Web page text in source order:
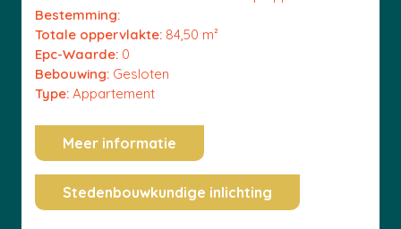
Bestemming:
Totale oppervlakte: 84,50 m²
Epc-Waarde: 0
Bebouwing: Gesloten
Type: Appartement
Meer informatie
Stedenbouwkundige inlichting